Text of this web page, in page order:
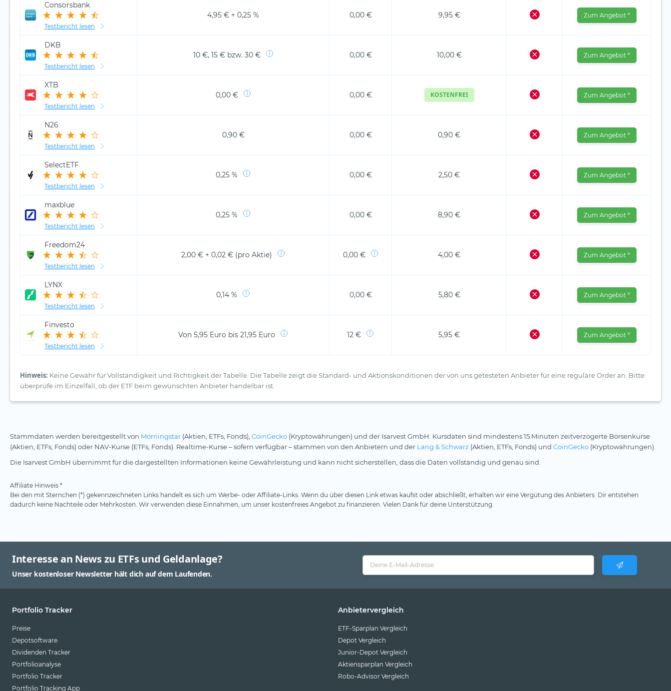
Consorsbank
Testbericht lesen
4,95 € + 0,25 % 0,00 € 9,95 € Zum Angebot *
DKB
Testbericht lesen
10 €, 15 € bzw. 30 € 0,00 € 10,00 € Zum Angebot *
XTB
Testbericht lesen
0,00 € 0,00 € KOSTENFREI Zum Angebot *
N26
Testbericht lesen
0,90 € 0,00 € 0,90 € Zum Angebot *
SelectETF
Testbericht lesen
0,25 % 0,00 € 2,50 € Zum Angebot *
maxblue
Testbericht lesen
0,25 % 0,00 € 8,90 € Zum Angebot *
Freedom24
Testbericht lesen
2,00 € + 0,02 € (pro Aktie) 0,00 € 4,00 € Zum Angebot *
LYNX
Testbericht lesen
0,14 % 0,00 € 5,80 € Zum Angebot *
Finvesto
Testbericht lesen
Von 5,95 Euro bis 21,95 Euro 12 € 5,95 € Zum Angebot *
Hinweis: Keine Gewähr für Vollständigkeit und Richtigkeit der Tabelle. Die Tabelle zeigt die Standard- und Aktionskonditionen der von uns getesteten Anbieter für eine reguläre Order an. Bitte
überprüfe im Einzelfall, ob der ETF beim gewünschten Anbieter handelbar ist.
Stammdaten werden bereitgestellt von Morningstar (Aktien, ETFs, Fonds), CoinGecko (Kryptowährungen) und der Isarvest GmbH. Kursdaten sind mindestens 15 Minuten zeitverzögerte Börsenkurse
(Aktien, ETFs, Fonds) oder NAV-Kurse (ETFs, Fonds). Realtime-Kurse – sofern verfügbar – stammen von den Anbietern und der Lang & Schwarz (Aktien, ETFs, Fonds) und CoinGecko (Kryptowährungen).
Die Isarvest GmbH übernimmt für die dargestellten Informationen keine Gewährleistung und kann nicht sicherstellen, dass die Daten vollständig und genau sind.
Affiliate Hinweis *
Bei den mit Sternchen (*) gekennzeichneten Links handelt es sich um Werbe- oder Affiliate-Links. Wenn du über diesen Link etwas kaufst oder abschließt, erhalten wir eine Vergütung des Anbieters. Dir entstehen
dadurch keine Nachteile oder Mehrkosten. Wir verwenden diese Einnahmen, um unser kostenfreies Angebot zu finanzieren. Vielen Dank für deine Unterstützung.
Interesse an News zu ETFs und Geldanlage?
Unser kostenloser Newsletter hält dich auf dem Laufenden.
Portfolio Tracker
Preise
Depotsoftware
Dividenden Tracker
Portfolioanalyse
Portfolio Tracker
Portfolio Tracking App
Anbietervergleich
ETF-Sparplan Vergleich
Depot Vergleich
Junior-Depot Vergleich
Aktiensparplan Vergleich
Robo-Advisor Vergleich